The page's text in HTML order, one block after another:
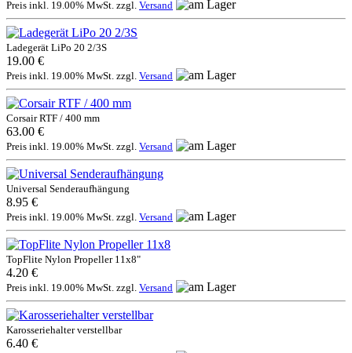
Preis inkl. 19.00% MwSt. zzgl. Versand
Ladegerät LiPo 20 2/3S
19.00 €
Preis inkl. 19.00% MwSt. zzgl. Versand
Corsair RTF / 400 mm
63.00 €
Preis inkl. 19.00% MwSt. zzgl. Versand
Universal Senderaufhängung
8.95 €
Preis inkl. 19.00% MwSt. zzgl. Versand
TopFlite Nylon Propeller 11x8"
4.20 €
Preis inkl. 19.00% MwSt. zzgl. Versand
Karosseriehalter verstellbar
6.40 €